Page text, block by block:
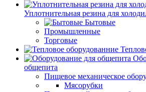
Уплотнительная резина для
Бытовые
Промышленные
Торговые
общепита
Пищевое механическое
Мясорубки